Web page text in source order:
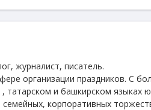
журналист, писатель.
организации праздников. С
татарском и башкирском языках
корпоративных